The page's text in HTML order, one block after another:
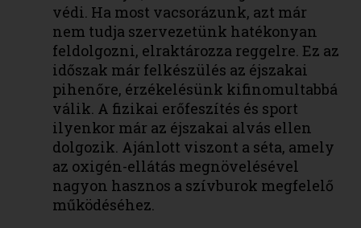
védi. Ha most vacsorázunk, azt már
nem tudja szervezetünk hatékonyan
feldolgozni, elraktározza reggelre. Ez az
időszak már felkészülés az éjszakai
pihenőre, érzékelésünk kifinomultabbá
válik. A fizikai erőfeszítés és sport
ilyenkor már az éjszakai alvás ellen
dolgozik. Ajánlott viszont a séta, amely
az oxigén-ellátás megnövelésével
nagyon hasznos a szívburok megfelelő
működéséhez.